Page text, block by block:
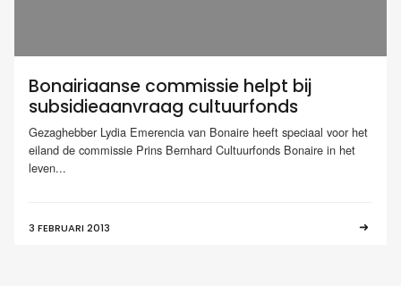
Bonairiaanse commissie helpt bij
subsidieaanvraag cultuurfonds
Gezaghebber Lydia Emerencia van Bonaire heeft speciaal voor het
eiland de commissie Prins Bernhard Cultuurfonds Bonaire in het
leven...
3 FEBRUARI 2013